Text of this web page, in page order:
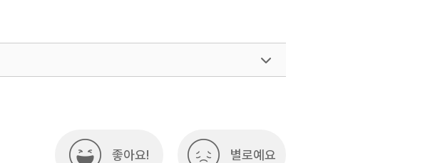
좋아요! 별로예요